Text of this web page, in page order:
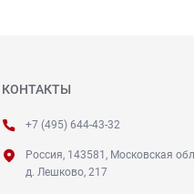
КОНТАКТЫ
+7 (495) 644-43-32
Россия, 143581, Московская
д. Лешково, 217